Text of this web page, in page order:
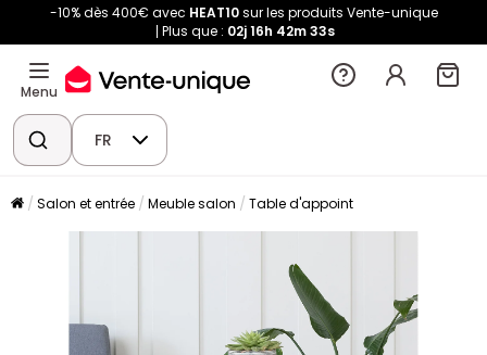
-10% dès 400€ avec HEAT10sur les produits Vente-unique
Plus que : 02j16h 42m33s
Menu
FR
Salon et entrée Meuble salon Table d'appoint